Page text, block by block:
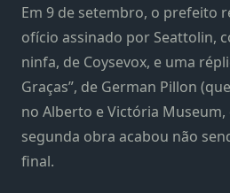
Em 9 de setembro, o prefeito
ofício assinado por Seattolin,
ninfa, de Coysevox, e uma
Graças”, de German Pillon
no Alberto e Victória Museum,
segunda obra acabou não
final.